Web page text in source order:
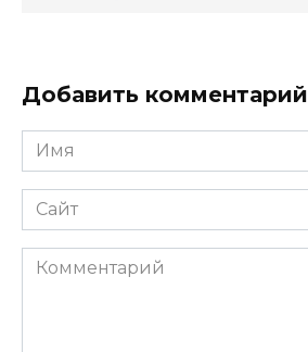
Добавить комментарий
Имя
*
Сайт
Комментарий